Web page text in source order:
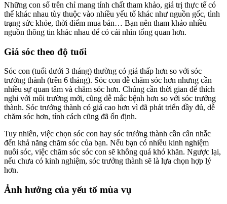
Những con số trên chỉ mang tính chất tham khảo, giá trị thực tế có
thể khác nhau tùy thuộc vào nhiều yếu tố khác như nguồn gốc, tình
trạng sức khỏe, thời điểm mua bán… Bạn nên tham khảo nhiều
nguồn thông tin khác nhau để có cái nhìn tổng quan hơn.
Giá sóc theo độ tuổi
Sóc con (tuổi dưới 3 tháng) thường có giá thấp hơn so với sóc
trưởng thành (trên 6 tháng). Sóc con dễ chăm sóc hơn nhưng cần
nhiều sự quan tâm và chăm sóc hơn. Chúng cần thời gian để thích
nghi với môi trường mới, cũng dễ mắc bệnh hơn so với sóc trưởng
thành. Sóc trưởng thành có giá cao hơn vì đã phát triển đầy đủ, dễ
chăm sóc hơn, tính cách cũng đã ổn định.
Tuy nhiên, việc chọn sóc con hay sóc trưởng thành cần cân nhắc
đến khả năng chăm sóc của bạn. Nếu bạn có nhiều kinh nghiệm
nuôi sóc, việc chăm sóc sóc con sẽ không quá khó khăn. Ngược lại,
nếu chưa có kinh nghiệm, sóc trưởng thành sẽ là lựa chọn hợp lý
hơn.
Ảnh hưởng của yếu tố mùa vụ